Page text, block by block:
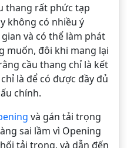
thang rất phức tạp
không có nhiều ý
và có thể làm phát
muốn, đôi khi mang lại
cầu thang chỉ là kết
là để có được đầy đủ
chính.
và gán tải trọng
sai lầm vì Opening
tải trọng, và dẫn đến